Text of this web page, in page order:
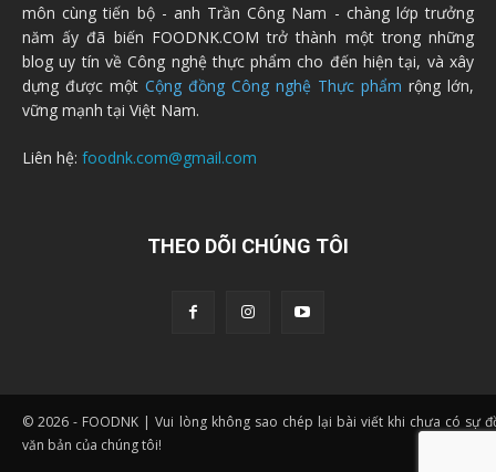
môn cùng tiến bộ - anh Trần Công Nam - chàng lớp trưởng
năm ấy đã biến FOODNK.COM trở thành một trong những
blog uy tín về Công nghệ thực phẩm cho đến hiện tại, và xây
dựng được một Cộng đồng Công nghệ Thực phẩm rộng lớn,
vững mạnh tại Việt Nam.
Liên hệ: foodnk.com@gmail.com
THEO DÕI CHÚNG TÔI
© 2026 - FOODNK | Vui lòng không sao chép lại bài viết khi chưa có sự
văn bản của chúng tôi!